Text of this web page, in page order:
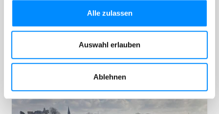
Alle zulassen
Auswahl erlauben
Ablehnen
wünschte. Die Bestrahlung hatte die Nerven des
Schließmuskels geschädigt, sodass ich
ungewolltem Stuhlverlust.